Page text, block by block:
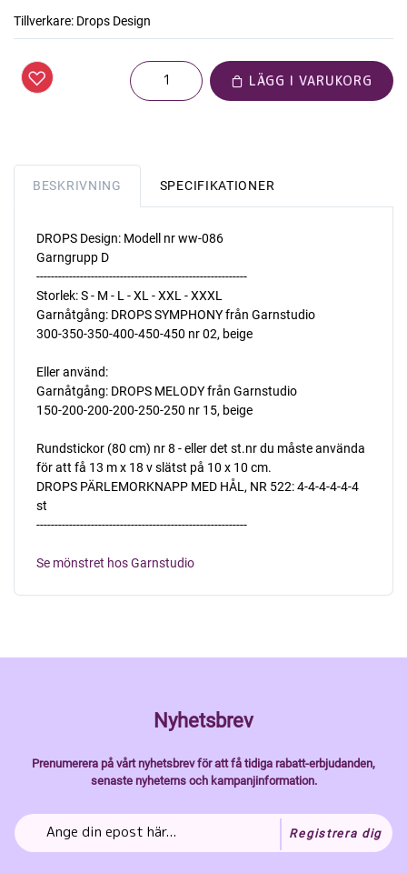
Tillverkare: Drops Design
LÄGG I VARUKORG
BESKRIVNING SPECIFIKATIONER
DROPS Design: Modell nr ww-086
Garngrupp D
----------------------------------------------------------
Storlek: S - M - L - XL - XXL - XXXL
Garnåtgång: DROPS SYMPHONY från Garnstudio
300-350-350-400-450-450 nr 02, beige
Eller använd:
Garnåtgång: DROPS MELODY från Garnstudio
150-200-200-200-250-250 nr 15, beige
Rundstickor (80 cm) nr 8 - eller det st.nr du måste använda
för att få 13 m x 18 v slätst på 10 x 10 cm.
DROPS PÄRLEMORKNAPP MED HÅL, NR 522: 4-4-4-4-4-4
st
----------------------------------------------------------
Se mönstret hos Garnstudio
Nyhetsbrev
Prenumerera på vårt nyhetsbrev för att få tidiga rabatt-erbjudanden,
senaste nyheterns och kampanjinformation.
Registrera dig